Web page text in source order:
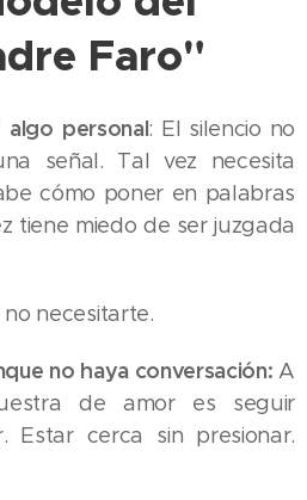
Faro"
personal: El silencio no
señal. Tal vez necesita
cómo poner en palabras
tiene miedo de ser juzgada
necesitarte.
no haya conversación: A
de amor es seguir
Estar cerca sin presionar.